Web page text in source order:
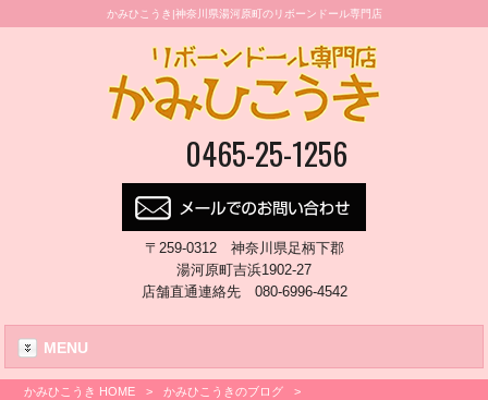
かみひこうき|神奈川県湯河原町のリボーンドール専門店
0465-25-1256
〒259-0312 神奈川県足柄下郡
湯河原町吉浜1902-27
店舗直通連絡先 080-6996-4542
MENU
かみひこうき HOME > かみひこうきのブログ
>